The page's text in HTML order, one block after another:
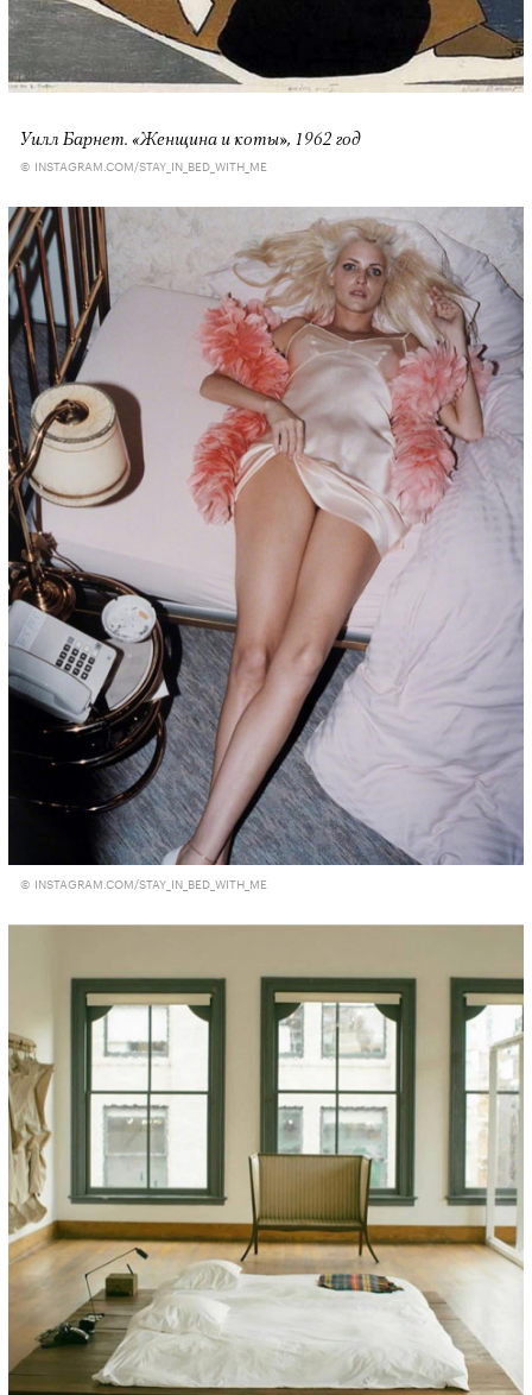
Уилл Барнет. «Женщина и коты», 1962 год
© INSTAGRAM.COM/STAY_IN_BED_WITH_ME
© INSTAGRAM.COM/STAY_IN_BED_WITH_ME